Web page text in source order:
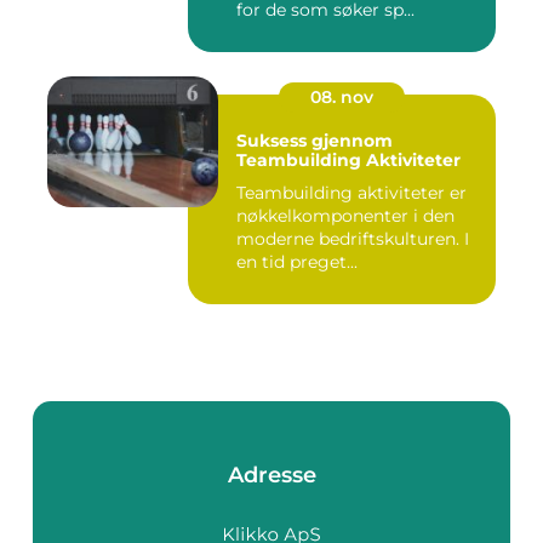
for de som søker sp...
08. nov
Suksess gjennom
Teambuilding Aktiviteter
Teambuilding aktiviteter er
nøkkelkomponenter i den
moderne bedriftskulturen. I
en tid preget...
Adresse